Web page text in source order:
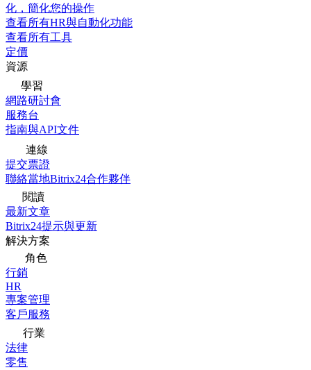
化，簡化您的操作
查看所有HR與自動化功能
查看所有工具
定價
資源
學習
網路研討會
服務台
指南與API文件
連線
提交票證
聯絡當地Bitrix24合作夥伴
閱讀
最新文章
Bitrix24提示與更新
解決方案
角色
行銷
HR
專案管理
客戶服務
行業
法律
零售